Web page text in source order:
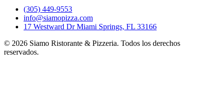
(305) 449-9553
info@siamopizza.com
17 Westward Dr Miami Springs, FL 33166
© 2026 Siamo Ristorante & Pizzeria. Todos los derechos
reservados.